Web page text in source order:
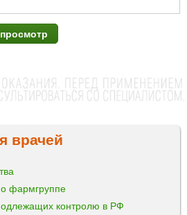
врачей
фармгруппе
контролю в РФ